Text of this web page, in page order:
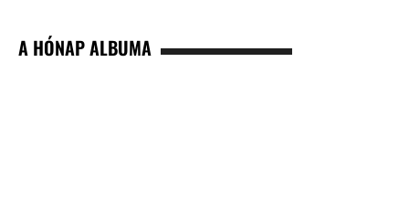
A HÓNAP ALBUMA